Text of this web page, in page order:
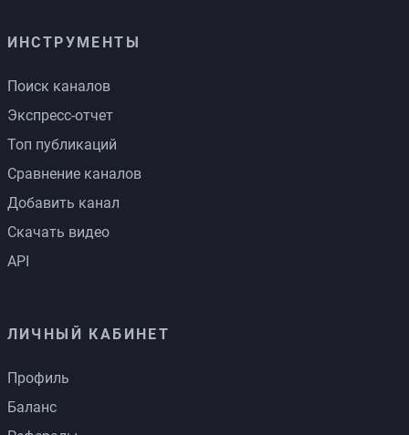
ИНСТРУМЕНТЫ
Поиск каналов
Экспресс-отчет
Топ публикаций
Сравнение каналов
Добавить канал
Скачать видео
API
ЛИЧНЫЙ КАБИНЕТ
Профиль
Баланс